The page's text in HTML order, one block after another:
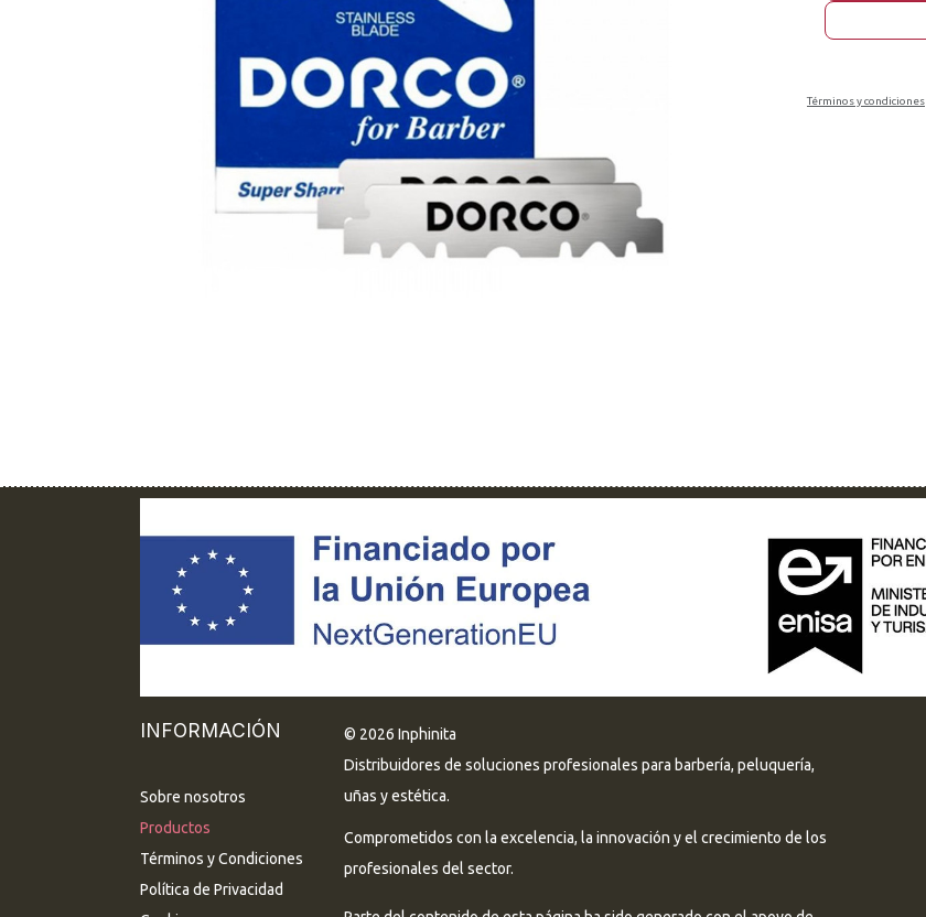
Términos y condiciones
© 2026 Inphinita
Distribuidores de soluciones profesionales para barbería, peluquería,
uñas y estética.
Comprometidos con la excelencia, la innovación y el crecimiento de los
profesionales del sector.
INFORMACIÓN
Sobre nosotros
Productos
Términos y Condiciones
Política de Privacidad